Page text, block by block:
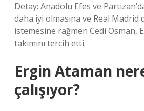
Detay: Anadolu Efes ve
daha iyi olmasına ve Real Madrid
istemesine rağmen Cedi Osman,
takımını tercih etti.
Ergin Ataman
çalışıyor?